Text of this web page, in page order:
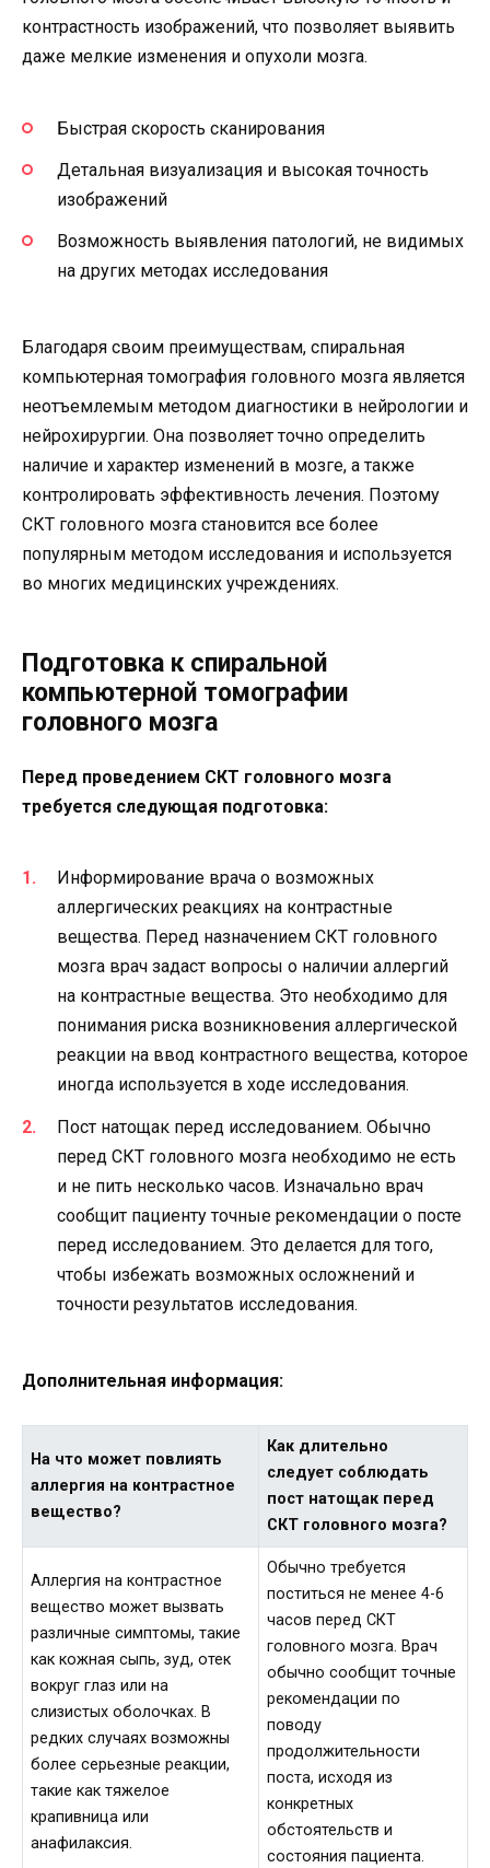
контрастность изображений, что позволяет выявить
даже мелкие изменения и опухоли мозга.
Быстрая скорость сканирования
Детальная визуализация и высокая точность
изображений
Возможность выявления патологий, не видимых
на других методах исследования
Благодаря своим преимуществам, спиральная
компьютерная томография головного мозга является
неотъемлемым методом диагностики в нейрологии и
нейрохирургии. Она позволяет точно определить
наличие и характер изменений в мозге, а также
контролировать эффективность лечения. Поэтому
СКТ головного мозга становится все более
популярным методом исследования и используется
во многих медицинских учреждениях.
Подготовка к спиральной
компьютерной томографии
головного мозга
Перед проведением СКТ головного мозга
требуется следующая подготовка:
Информирование врача о возможных
аллергических реакциях на контрастные
вещества. Перед назначением СКТ головного
мозга врач задаст вопросы о наличии аллергий
на контрастные вещества. Это необходимо для
понимания риска возникновения аллергической
реакции на ввод контрастного вещества, которое
иногда используется в ходе исследования.
Пост натощак перед исследованием. Обычно
перед СКТ головного мозга необходимо не есть
и не пить несколько часов. Изначально врач
сообщит пациенту точные рекомендации о посте
перед исследованием. Это делается для того,
чтобы избежать возможных осложнений и
точности результатов исследования.
Дополнительная информация:
На что может повлиять
аллергия на контрастное
вещество?
Как длительно
следует соблюдать
пост натощак перед
СКТ головного мозга?
Аллергия на контрастное
вещество может вызвать
различные симптомы, такие
как кожная сыпь, зуд, отек
вокруг глаз или на
слизистых оболочках. В
редких случаях возможны
более серьезные реакции,
такие как тяжелое
крапивница или
анафилаксия.
Обычно требуется
поститься не менее 4-6
часов перед СКТ
головного мозга. Врач
обычно сообщит точные
рекомендации по
поводу
продолжительности
поста, исходя из
конкретных
обстоятельств и
состояния пациента.